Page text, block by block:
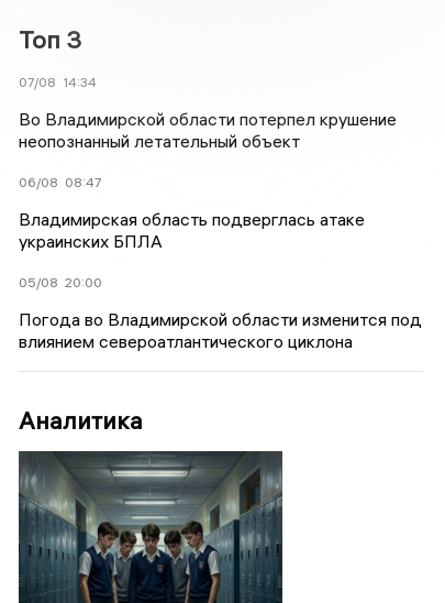
Топ 3
07/08 14:34
Во Владимирской области потерпел крушение
неопознанный летательный объект
06/08 08:47
Владимирская область подверглась атаке
украинских БПЛА
05/08 20:00
Погода во Владимирской области изменится под
влиянием североатлантического циклона
Аналитика